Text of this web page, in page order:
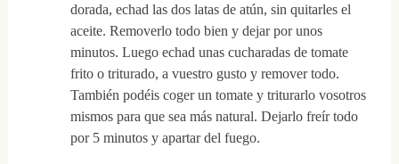
dorada, echad las dos latas de atún, sin quitarles el
aceite. Removerlo todo bien y dejar por unos
minutos. Luego echad unas cucharadas de tomate
frito o triturado, a vuestro gusto y remover todo.
También podéis coger un tomate y triturarlo vosotros
mismos para que sea más natural. Dejarlo freír todo
por 5 minutos y apartar del fuego.